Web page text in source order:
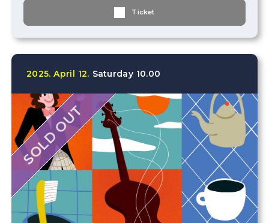
Ticket
2025. April 12. Saturday 10.00
SOLD OUT